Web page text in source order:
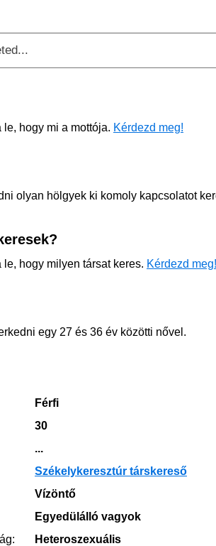
hogy mi a mottója. Kérdezd meg!
olyan hölgyek ki komoly kapcsolatot
le, hogy milyen társat keres. Kérdezd meg!
egy 27 és 36 év közötti nővel.
Férfi
30
...
Székelykeresztúr társkereső
Vízöntő
Egyedülálló vagyok
Heteroszexuális